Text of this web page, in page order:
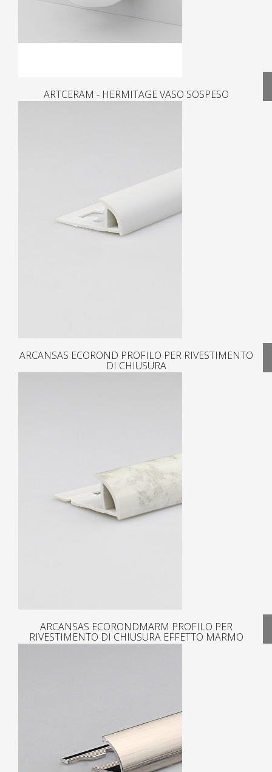
ARTCERAM - HERMITAGE VASO SOSPESO
ARCANSAS ECOROND PROFILO PER RIVESTIMENTO
DI CHIUSURA
ARCANSAS ECORONDMARM PROFILO PER
RIVESTIMENTO DI CHIUSURA EFFETTO MARMO